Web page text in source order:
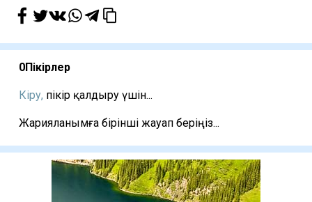
0Пікірлер
Кіру, пікір қалдыру үшін...
Жарияланымға бірінші жауап беріңіз...